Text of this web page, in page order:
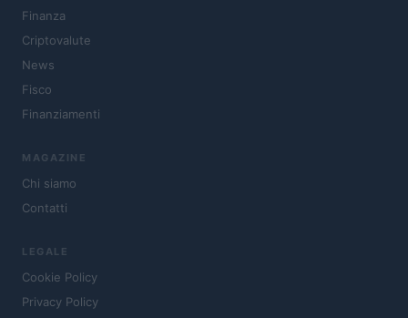
Finanza
Criptovalute
News
Fisco
Finanziamenti
MAGAZINE
Chi siamo
Contatti
LEGALE
Cookie Policy
Privacy Policy